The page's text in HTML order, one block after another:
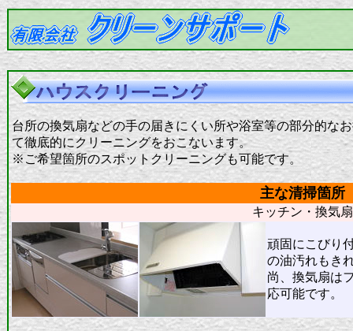
台所の換気扇などの手の届きにくい所や浴室等の部分的な
て徹底的にクリーニングをおこないます。
※ご希望箇所のスポットクリーニングも可能です。
主な清掃箇所
キッチン・換気扇
頑固にこびり
の油汚れもき
尚、換気扇は
応可能です。